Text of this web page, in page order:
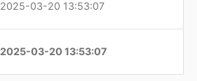
2025-03-20 13:53:07
2025-03-20 13:53:07